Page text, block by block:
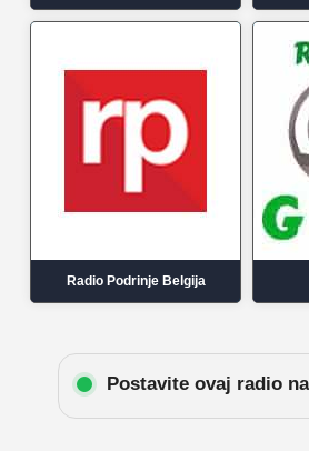
Radio Podrinje Belgija
Postavite ovaj radio